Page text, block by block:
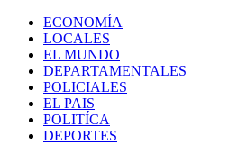
ECONOMÍA
LOCALES
EL MUNDO
DEPARTAMENTALES
POLICIALES
EL PAIS
POLITÍCA
DEPORTES